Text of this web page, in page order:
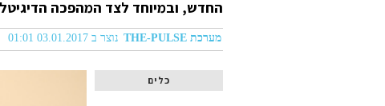
החדש, ובמיוחד לצד המהפכה
מערכת THE-PULSE נוצר ב 03.01.2017 01:01
כלים